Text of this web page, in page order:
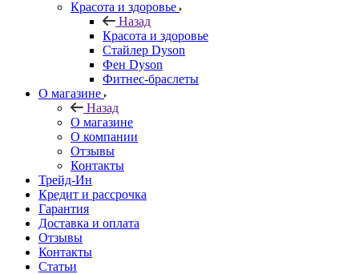
Красота и здоровье
Назад
Красота и здоровье
Стайлер Dyson
Фен Dyson
Фитнес-браслеты
О магазине
Назад
О магазине
О компании
Отзывы
Контакты
Трейд-Ин
Кредит и рассрочка
Гарантия
Доставка и оплата
Отзывы
Контакты
Статьи